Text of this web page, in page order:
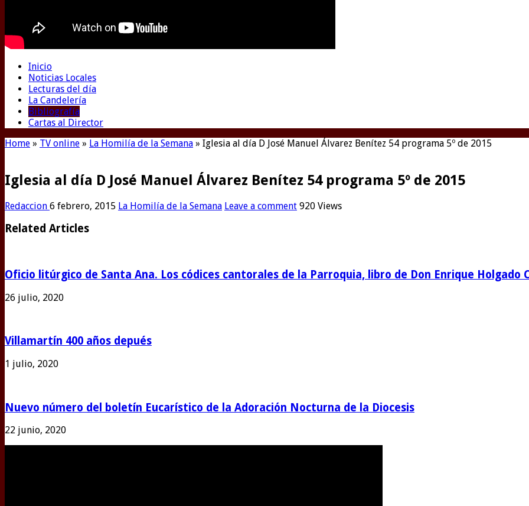
Inicio
Noticias Locales
Lecturas del día
La Candelería
Bibliografía
Cartas al Director
Home » TV online » La Homilía de la Semana » Iglesia al día D José Manuel Álvarez Benítez 54 programa 5º de 2015
Iglesia al día D José Manuel Álvarez Benítez 54 programa 5º de 2015
Redaccion 6 febrero, 2015 La Homilía de la Semana Leave a comment 920 Views
Related Articles
Oficio litúrgico de Santa Ana. Los códices cantorales de la Parroquia, libro de Don Enrique Holgado
26 julio, 2020
Villamartín 400 años depués
1 julio, 2020
Nuevo número del boletín Eucarístico de la Adoración Nocturna de la Diocesis
22 junio, 2020